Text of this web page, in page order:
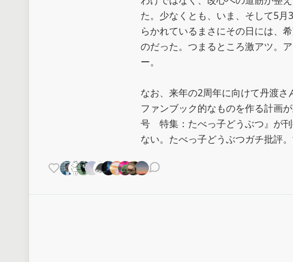
た。少なくとも、いま、そして5
らかれているまさにその日には、
のだった。つまるところ激アツ。
ー。
なお、来年の2周年に向けて丹渡
ファンブック的なものを作る計画
号　特集：たべっ子どうぶつ』が
ない。たべっ子どうぶつガチ批評